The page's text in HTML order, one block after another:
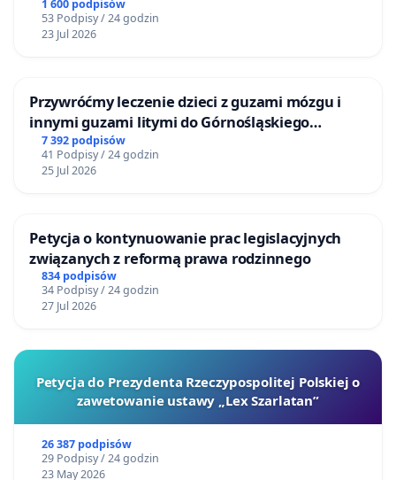
1 600 podpisów
53 Podpisy / 24 godzin
23 Jul 2026
Przywróćmy leczenie dzieci z guzami mózgu i
innymi guzami litymi do Górnośląskiego
Centrum Zdrowia Dziecka w Katowicach
7 392 podpisów
41 Podpisy / 24 godzin
25 Jul 2026
Petycja o kontynuowanie prac legislacyjnych
związanych z reformą prawa rodzinnego
834 podpisów
34 Podpisy / 24 godzin
27 Jul 2026
Petycja do Prezydenta Rzeczypospolitej Polskiej o
zawetowanie ustawy „Lex Szarlatan”
26 387 podpisów
29 Podpisy / 24 godzin
23 May 2026